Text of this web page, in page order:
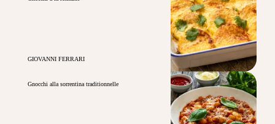
GIOVANNI FERRARI
Gnocchi alla sorrentina traditionnelle